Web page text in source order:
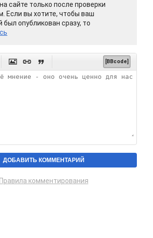
сайте только после проверки
Если вы хотите, чтобы ваш
опубликован сразу, то
   [BBcode]
Правила комментирования